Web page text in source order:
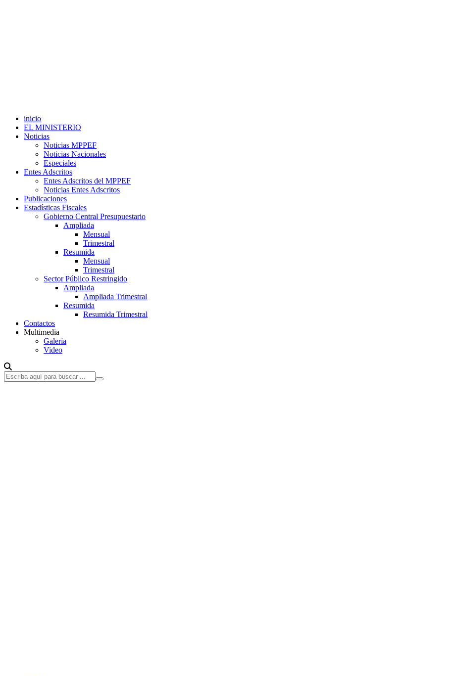
inicio
EL MINISTERIO
Noticias
Noticias MPPEF
Noticias Nacionales
Especiales
Entes Adscritos
Entes Adscritos del MPPEF
Noticias Entes Adscritos
Publicaciones
Estadísticas Fiscales
Gobierno Central Presupuestario
Ampliada
Mensual
Trimestral
Resumida
Mensual
Trimestral
Sector Público Restringido
Ampliada
Ampliada Trimestral
Resumida
Resumida Trimestral
Contactos
Multimedia
Galería
Video